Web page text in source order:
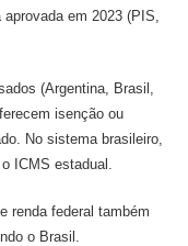
em 2023 (PIS,
(Argentina, Brasil,
isenção ou
No sistema brasileiro,
ICMS estadual.
renda federal também
o Brasil.